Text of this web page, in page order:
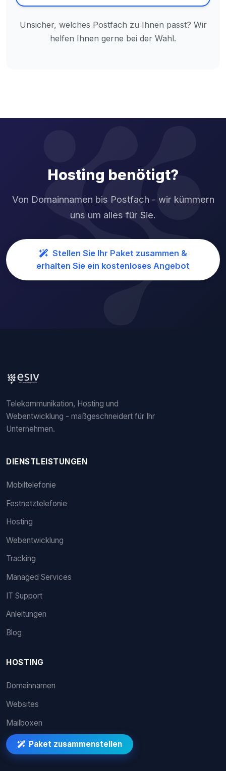
Unsicher, welches Postfach zu Ihnen passt? Wir
helfen Ihnen gerne bei der Wahl.
Hosting benötigt?
Von Domainnamen bis Postfach - wir kümmern
uns um alles für Sie.
Stellen Sie Ihr Paket zusammen &
erhalten Sie ein kostenloses Angebot
Telekommunikation, Hosting und
Webentwicklung - maßgeschneidert für Ihr
Unternehmen.
DIENSTLEISTUNGEN
Mobiltelefonie
Festnetztelefonie
Hosting
Webentwicklung
Tracking
Managed Services
IT Support
Anleitungen
Blog
HOSTING
Domainnamen
Websites
Mailboxen
Paket zusammenstellen